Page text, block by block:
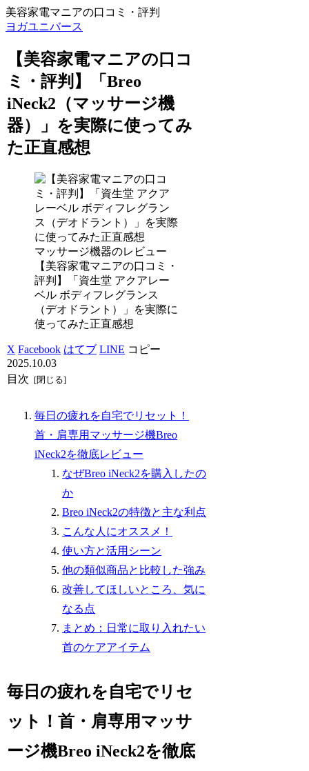
美容家電マニアの口コミ・評判
ヨガユニバース
【美容家電マニアの口コ
ミ・評判】「Breo
iNeck2（マッサージ機
器）」を実際に使ってみ
た正直感想
マッサージ機器のレビュー
【美容家電マニアの口コミ・
評判】「資生堂 アクアレー
ベル ボディフレグランス
（デオドラント）」を実際に
使ってみた正直感想
X Facebook はてブ LINE コピー
2025.10.03
目次
毎日の疲れを自宅でリセット！
首・肩専用マッサージ機Breo
iNeck2を徹底レビュー
なぜBreo iNeck2を購入したの
か
Breo iNeck2の特徴と主な利点
こんな人にオススメ！
使い方と活用シーン
他の類似商品と比較した強み
改善してほしいところ、気に
なる点
まとめ：日常に取り入れたい
首のケアアイテム
毎日の疲れを自宅でリセ
ット！首・肩専用マッサ
ージ機Breo iNeck2を徹底